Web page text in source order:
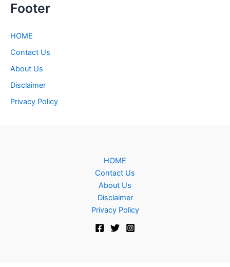
Footer
HOME
Contact Us
About Us
Disclaimer
Privacy Policy
HOME
Contact Us
About Us
Disclaimer
Privacy Policy